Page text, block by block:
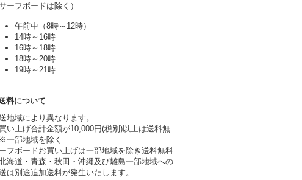
サーフボードは除く）
午前中（8時～12時）
14時～16時
16時～18時
18時～20時
19時～21時
料について
地域により異なります。
い上げ合計金額が10,000円(税別)以上は送料無
一部地域を除く
フボードお買い上げは一部地域を除き送料無料
海道・青森・秋田・沖縄及び離島一部地域への
は別途追加送料が発生いたします。